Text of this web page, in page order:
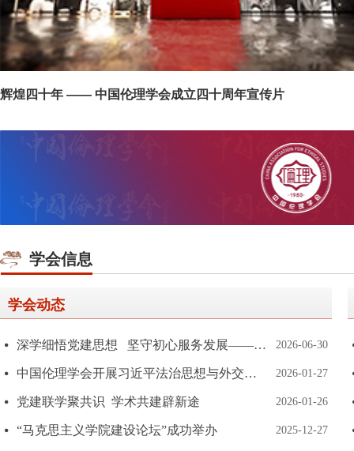
辉煌四十年 —— 中国伦理学会成立四十周年宣传片
2026-06-30
넸 深学细悟党建思想 坚守初心服务发展——中国伦理学会秘书处开展庆祝建党105周年主题党日活动
2026-01-27
넸 中国伦理学会开展习近平法治思想与外交思想专题学习活动
2026-01-26
넸 党建联学聚共识 学术共建辟新途
2025-12-27
넸 “马克思主义学院建设论坛”成功举办
学会动态
学会信息